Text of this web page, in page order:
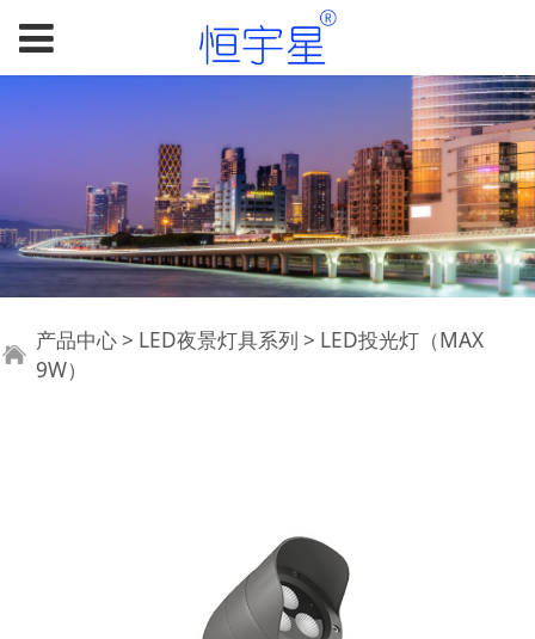
LED投光灯（MAX
产品中心 > LED夜景灯具系列 > LED投光灯（MAX
9W）